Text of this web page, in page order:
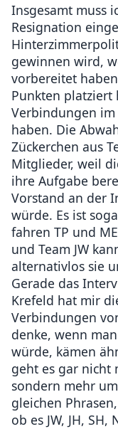
Insgesamt muss
Resignation
gewinnen wird,
vorbereitet
Punkten platziert
Verbindungen
haben. Die
Zückerchen aus
Mitglieder, weil
ihre Aufgabe
Vorstand an der
würde. Es ist
fahren TP und
und Team JW
alternativlos sie
Gerade das
Krefeld hat mir
Verbindungen
denke, wenn
würde, kämen
geht es gar nicht
sondern mehr
gleichen
ob es JW, JH,